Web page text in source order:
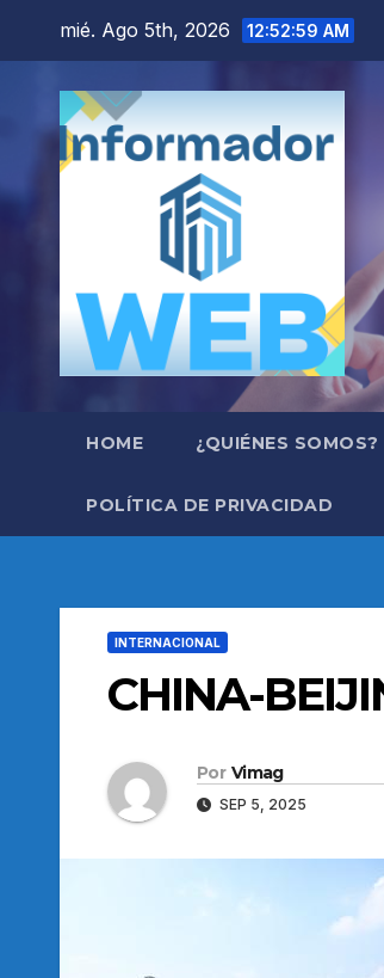
contenido
mié. Ago 5th, 2026 12:53:00 AM
HOME ¿QUIÉNES SOMOS?
POLÍTICA DE PRIVACIDAD
INTERNACIONAL
CHINA-
Por Vimag
SEP 5, 2025